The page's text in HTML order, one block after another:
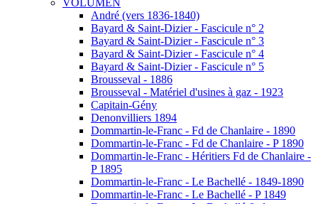
André (vers 1836-1840)
Bayard & Saint-Dizier - Fascicule n° 2
Bayard & Saint-Dizier - Fascicule n° 3
Bayard & Saint-Dizier - Fascicule n° 4
Bayard & Saint-Dizier - Fascicule n° 5
Brousseval - 1886
Brousseval - Matériel d'usines à gaz - 1923
Capitain-Gény
Denonvilliers 1894
Dommartin-le-Franc - Fd de Chanlaire - 1890
Dommartin-le-Franc - Fd de Chanlaire - P 1890
Dommartin-le-Franc - Héritiers Fd de Chanlaire -
P 1895
Dommartin-le-Franc - Le Bachellé - 1849-1890
Dommartin-le-Franc - Le Bachellé - P 1849